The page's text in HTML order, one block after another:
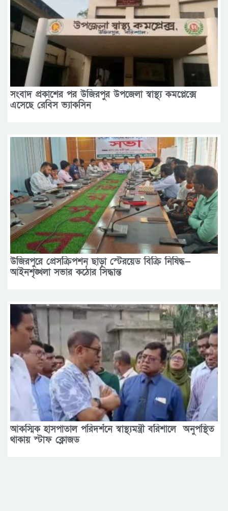
সংবাদ প্রকাশের পর উজিরপুর উপজেলা স্বাস্থ্য কমপ্লেক্সে
এসেছে রেবিস ভ্যাকসিন
উজিরপুরে প্রেসক্রিপশন ছাড়া স্টেরয়েড বিক্রি নিষিদ্ধ—
আইনশৃঙ্খলা সভার কঠোর সিদ্ধান্ত
আকস্মিক হাসপাতাল পরিদর্শনে স্বাস্থ্যমন্ত্রী বরিশালে অনুপস্থিত
থাকায় স্টাফ ক্লোজড